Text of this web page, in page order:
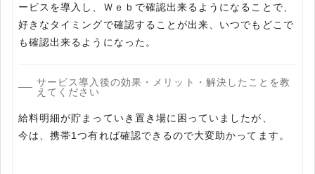
ービスを導入し、Ｗｅｂで確認出来るようになることで、
好きなタイミングで確認することが出来、いつでもどこで
も確認出来るようになった。
サービス導入後の効果・メリット・解決したことを教
えてください
給料明細が貯まっていき置き場に困っていましたが、
今は、携帯1つ有れば確認できるので大変助かってます。